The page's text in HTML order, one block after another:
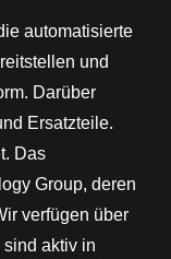
automatisierte
und
Darüber
Ersatzteile.
Das
Group, deren
verfügen über
aktiv in